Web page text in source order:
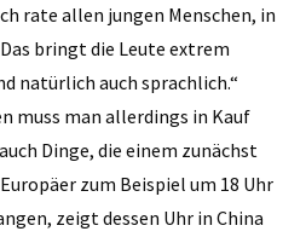
rate allen jungen Menschen, in
bringt die Leute extrem
natürlich auch sprachlich.“
muss man allerdings in Kauf
Dinge, die einem zunächst
zum Beispiel um 18 Uhr
zeigt dessen Uhr in China